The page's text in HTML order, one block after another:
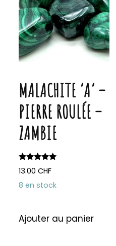
MALACHITE ‘A’ –
PIERRE ROULÉE –
ZAMBIE
Note
5.00
sur 5
13.00CHF
8 en stock
Ajouter au panier